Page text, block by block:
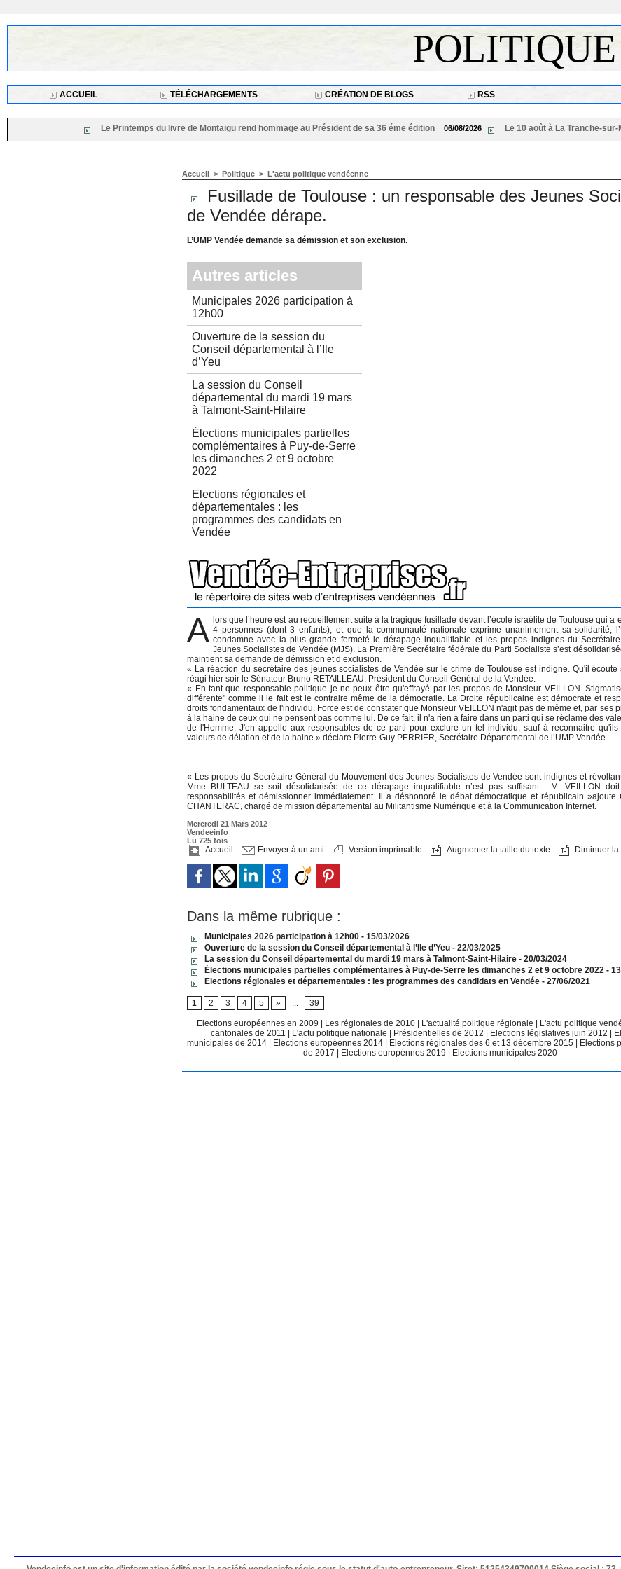
POLITIQUE
ACCUEIL TÉLÉCHARGEMENTS CRÉATION DE BLOGS RSS
Le Printemps du livre de Montaigu rend hommage au Président de sa 36 éme édition 06/08/2026 Le 10 août à La Tranche-sur-Mer «
Accueil > Politique > L'actu politique vendéenne
Fusillade de Toulouse : un responsable des Jeunes
de Vendée dérape.
L’UMP Vendée demande sa démission et son exclusion.
Autres articles
Municipales 2026 participation à
12h00
Ouverture de la session du
Conseil départemental à l’Ile
d’Yeu
La session du Conseil
départemental du mardi 19 mars
à Talmont-Saint-Hilaire
Élections municipales partielles
complémentaires à Puy-de-Serre
les dimanches 2 et 9 octobre
2022
Elections régionales et
départementales : les
programmes des candidats en
Vendée
A lors que l’heure est au recueillement suite à la tragique fusillade devant l’école israélite de Toulouse qui a
4 personnes (dont 3 enfants), et que la communauté nationale exprime unanimement sa solidarité,
condamne avec la plus grande fermeté le dérapage inqualifiable et les propos indignes du
Jeunes Socialistes de Vendée (MJS). La Première Secrétaire fédérale du Parti Socialiste s’est
maintient sa demande de démission et d’exclusion.
« La réaction du secrétaire des jeunes socialistes de Vendée sur le crime de Toulouse est indigne. Qu'il
réagi hier soir le Sénateur Bruno RETAILLEAU, Président du Conseil Général de la Vendée.
« En tant que responsable politique je ne peux être qu'effrayé par les propos de Monsieur VEILLON.
différente" comme il le fait est le contraire même de la démocratie. La Droite républicaine est démocrate et
droits fondamentaux de l'individu. Force est de constater que Monsieur VEILLON n'agit pas de même et, par ses
à la haine de ceux qui ne pensent pas comme lui. De ce fait, il n'a rien à faire dans un parti qui se réclame des
de l'Homme. J'en appelle aux responsables de ce parti pour exclure un tel individu, sauf à reconnaitre qu'ils
valeurs de délation et de la haine » déclare Pierre-Guy PERRIER, Secrétaire Départemental de l’UMP Vendée.
« Les propos du Secrétaire Général du Mouvement des Jeunes Socialistes de Vendée sont indignes et
Mme BULTEAU se soit désolidarisée de ce dérapage inqualifiable n’est pas suffisant : M. VEILLON
responsabilités et démissionner immédiatement. Il a déshonoré le débat démocratique et républicain »ajoute
CHANTERAC, chargé de mission départemental au Militantisme Numérique et à la Communication Internet.
Mercredi 21 Mars 2012
Vendeeinfo
Lu 725 fois
Accueil Envoyer à un ami Version imprimable Augmenter la taille du texte Diminuer
Dans la même rubrique :
Municipales 2026 participation à 12h00 - 15/03/2026
Ouverture de la session du Conseil départemental à l’Ile d’Yeu - 22/03/2025
La session du Conseil départemental du mardi 19 mars à Talmont-Saint-Hilaire- 20/03/2024
Élections municipales partielles complémentaires à Puy-de-Serre les dimanches 2 et 9 octobre 2022 -
Elections régionales et départementales : les programmes des candidats en Vendée - 27/06/2021
1 2 3 4 5 » ... 39
Elections européennes en 2009 Les régionales de 2010 L'actualité politique régionale L'actu politique
cantonales de 2011
L'actu politique nationale Présidentielles de 2012 Elections législatives juin 2012
municipales de 2014
Elections européennes 2014 Elections régionales des 6 et 13 décembre 2015
Elections
de 2017
Elections europénnes 2019 Elections municipales 2020